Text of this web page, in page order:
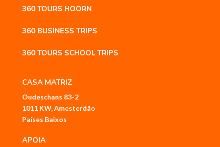
360 TOURS HOORN
360 BUSINESS TRIPS
360 TOURS SCHOOL TRIPS
CASA MATRIZ
Oudeschans 83-2
1011 KW, Amesterdão
Países Baixos
APOIA